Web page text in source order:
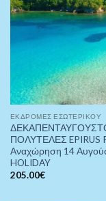
ΕΚΔΡΟΜΈΣ ΕΣΩΤΕΡΙΚΟΎ
ΠΟΛΥΤΕΛΕΣ EPIRUS
Αναχώρηση 14
HOLIDAY
205.00€